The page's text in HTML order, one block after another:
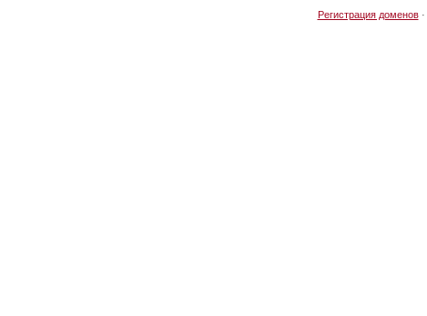
Регистрация доменов·